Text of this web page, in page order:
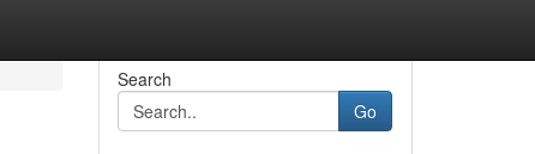
Search
Go